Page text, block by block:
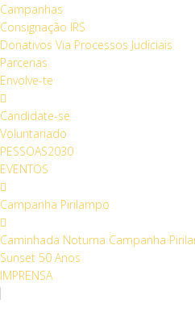
Campanhas
Consignação IRS
Donativos Via Processos Judiciais
Parcerias
Envolve-te
Candidate-se
Voluntariado
PESSOAS2030
EVENTOS
Campanha Pirilampo
Caminhada Noturna Campanha
Sunset 50 Anos
IMPRENSA